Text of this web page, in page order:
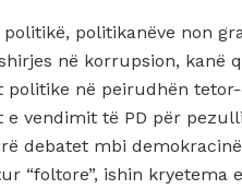
politikanëve non
në korrupsion, kanë
në peirudhën tetor-
e vendimit të PD për
debatet mbi
“foltore”, ishin kryetema